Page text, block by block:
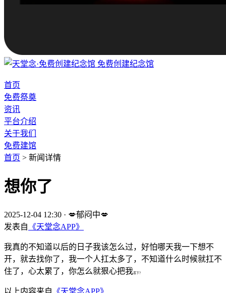
免费创建纪念馆
首页
免费祭奠
资讯
平台介绍
关于我们
免费建馆
首页 > 新闻详情
想你了
2025-12-04 12:30 · 💋郁闷中💋
发表自 《天堂念APP》
我真的不知道以后的日子我该怎么过，好怕哪天我一下想不
开，就去找你了，我一个人扛太多了，不知道什么时候就扛不
住了，心太累了，你怎么就狠心把我丢下？
以上内容来自 《天堂念APP》